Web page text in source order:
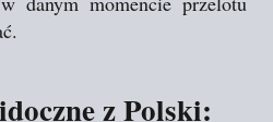
z Polski: